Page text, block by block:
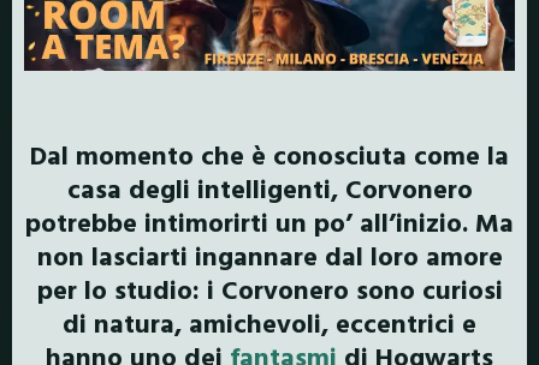
Dal momento che è conosciuta come la
casa degli intelligenti, Corvonero
potrebbe intimorirti un po’ all’inizio. Ma
non lasciarti ingannare dal loro amore
per lo studio: i Corvonero sono curiosi
di natura, amichevoli, eccentrici e
hanno uno dei fantasmi di Hogwarts